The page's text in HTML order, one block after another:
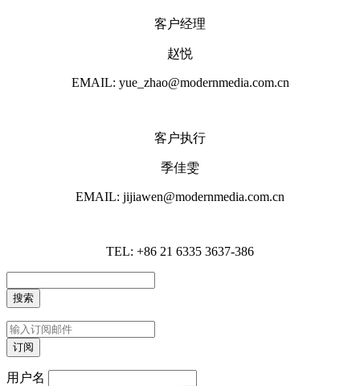
客户经理
赵悦
EMAIL: yue_zhao@modernmedia.com.cn
客户执行
季佳雯
EMAIL: jijiawen@modernmedia.com.cn
TEL: +86 21 6335 3637-386
用户名